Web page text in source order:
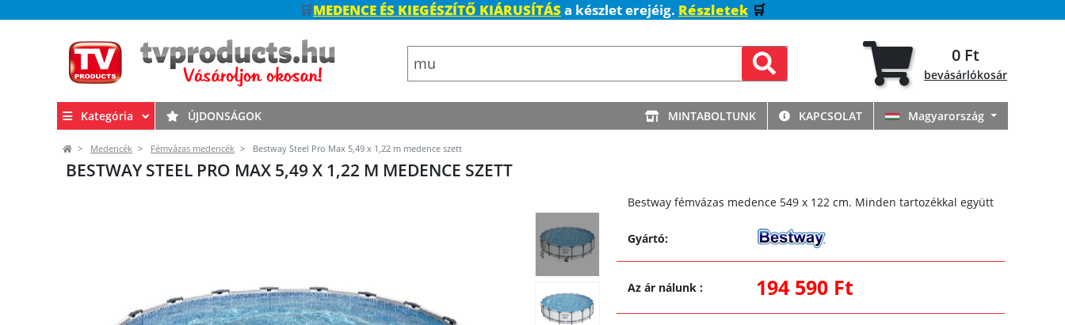
🛒MEDENCE ÉS KIEGÉSZÍTŐ KIÁRUSÍTÁSa készlet erejéig. Részletek 🛒
0 Ft
bevásárlókosár
Kategória ÚJDONSÁGOK MINTABOLTUNK KAPCSOLAT Magyarország
Medencék Fémvázas medencék Bestway Steel Pro Max 5,49 x 1,22 m medence szett
BESTWAY STEEL PRO MAX 5,49 X 1,22 M MEDENCE SZETT
Bestway fémvázas medence 549 x 122 cm. Minden tartozékkal együtt
Gyártó:
Az ár nálunk: 194 590 Ft